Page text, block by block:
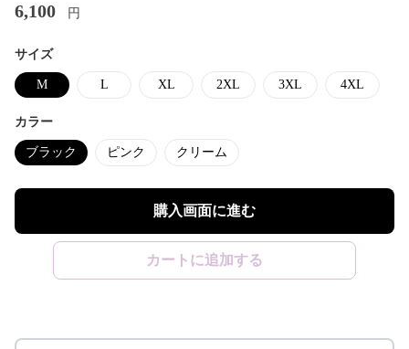
6,100 円
サイズ
M L XL 2XL 3XL 4XL
カラー
ブラック ピンク クリーム
購入画面に進む
カートに追加する